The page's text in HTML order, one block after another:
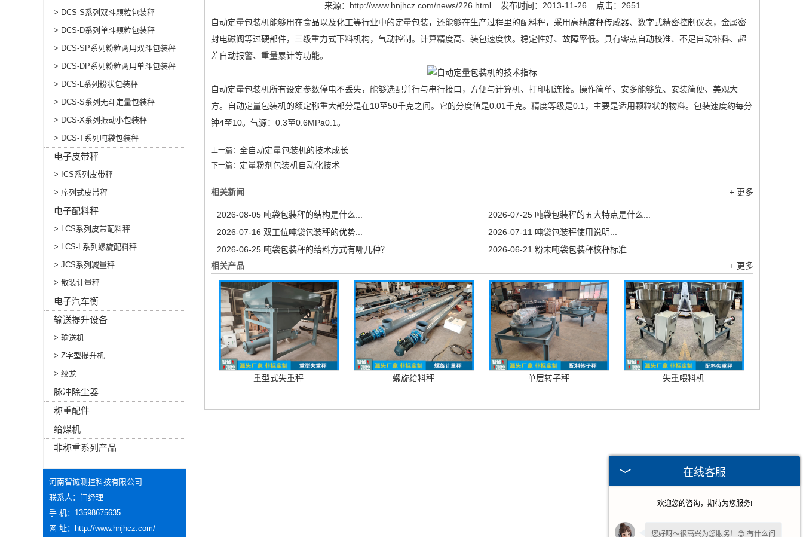
来源： http://www.hnjhcz.com/news/226.html 发布时间：2013-11-26
点击：2651
自动定量包装机能够用在食品以及化工等行业中的定量包装，还能够在生产过程里的配料秤，采用高精度秤传咸器、数字式精密控制仪表，金属密
封电磁阀等过硬部件，三级重力式下料机构，气动控制。计算精度高、装包速度快。稳定性好、故障率低。具有零点自动校准、不足自动补料、超
差自动报警、重量累计等功能。
自动定量包装机所有设定参数停电不丢失，能够选配并行与串行接口，方便与计算机、打印机连接。操作简单、安多能够靠、安装简便、美观大
方。自动定量包装机的额定称重大部分是在10至50千克之间。它的分度值是0.01千克。精度等级是0.1，主要是适用颗粒状的物料。包装速度约每分
钟4至10。气源：0.3至0.6MPa0.1。
上一篇： 全自动定量包装机的技术成长
下一篇： 定量粉剂包装机自动化技术
相关新闻 + 更多
2026-08-05 吨袋包装秤的结构是什么... 2026-07-25 吨袋包装秤的五大特点是什么...
2026-07-16 双工位吨袋包装秤的优势... 2026-07-11 吨袋包装秤使用说明...
2026-06-25 吨袋包装秤的给料方式有哪几种？... 2026-06-21 粉末吨袋包装秤校秤标准...
相关产品
+ 更多
重型式失重秤 螺旋给料秤 单层转子秤 失重喂料机
> DCS-S系列双斗颗粒包装秤
> DCS-D系列单斗颗粒包装秤
> DCS-SP系列粉粒两用双斗包装秤
> DCS-DP系列粉粒两用单斗包装秤
> DCS-L系列粉状包装秤
> DCS-S系列无斗定量包装秤
> DCS-X系列振动小包装秤
> DCS-T系列吨袋包装秤
电子皮带秤
> ICS系列皮带秤
> 序列式皮带秤
电子配料秤
> LCS系列皮带配料秤
> LCS-L系列螺旋配料秤
> JCS系列减量秤
> 散装计量秤
电子汽车衡
输送提升设备
> 输送机
> Z字型提升机
> 绞龙
脉冲除尘器
称重配件
给煤机
非称重系列产品
河南智诚测控科技有限公司
联系人：闫经理
手 机：13598675635
网 址：
http://www.hnjhcz.com/
在线客服
欢迎您的咨询，期待为您服务!
您好呀～很高兴为您服务！😊 有什么问